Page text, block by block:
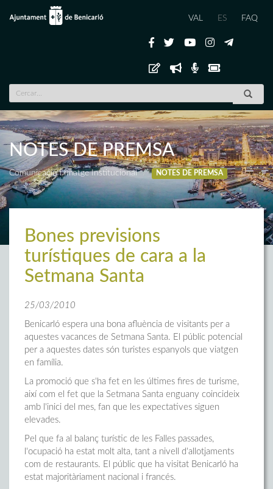
VAL ES FAQ
NOTES DE PREMSA
Comunicació i Imatge Institucional NOTES DE PREMSA
Bones previsions
turístiques de cara a la
Setmana Santa
25/03/2010
Benicarló espera una bona afluència de visitants per a
aquestes vacances de Setmana Santa. El públic potencial
per a aquestes dates són turistes espanyols que viatgen
en família.
La promoció que s'ha fet en les últimes fires de turisme,
així com el fet que la Setmana Santa enguany coincideix
amb l'inici del mes, fan que les expectatives siguen
elevades.
Pel que fa al balanç turístic de les Falles passades,
l'ocupació ha estat molt alta, tant a nivell d'allotjaments
com de restaurants. El públic que ha visitat Benicarló ha
estat majoritàriament nacional i francés.